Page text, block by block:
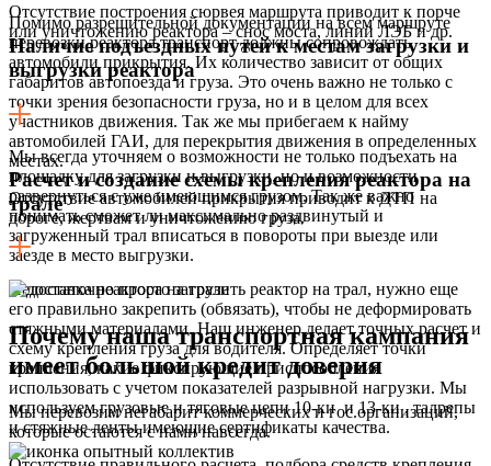
Отсутствие построения сюрвея маршрута приводит к порче
или уничтожению реактора – снос моста, линий ЛЭБ и др.
Помимо разрешительной документации на всем маршруте
перевозки реактора транспорт должны сопровождать
автомобили прикрытия. Их количество зависит от общих
габаритов автопоезда и груза. Это очень важно не только с
точки зрения безопасности груза, но и в целом для всех
участников движения. Так же мы прибегаем к найму
автомобилей ГАИ, для перекрытия движения в определенных
местах.
Отсутствие автомобилей прикрытия приводит к ДТП на
дороге, жертвам и уничтожению груза.
Наличие подъездных путей к местам загрузки и
выгрузки реактора
Мы всегда уточняем о возможности не только подъехать на
площадку для загрузки и выгрузки, но и возможности
развернуться с уже имеющимся грузом. Так же важно
понимать сможет ли максимально раздвинутый и
загруженный трал вписаться в повороты при выезде или
заезде в место выгрузки.
Расчет и создание схемы крепления реактора на
трале
Недостаточно просто загрузить реактор на трал, нужно еще
его правильно закрепить (обвязать), чтобы не деформировать
стяжными материалами. Наш инженер делает точных расчет и
схему крепления груза для водителя. Определяет точки
крепления, какие фиксирующие приспособления
использовать с учетом показателей разрывной нагрузки. Мы
используем грузовые и тяговые цепи 10-ки и 13-ки , талрепы
и стяжные ленты имеющие сертификаты качества.
Почему наша транспортная кампания
имеет большой кредит доверия
Мы перевозим негабарит коммерческих и гос.организаций,
которые остаются с нами навсегда.